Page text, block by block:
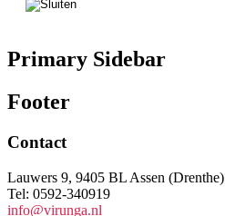
Primary Sidebar
Footer
Contact
Lauwers 9, 9405 BL Assen (Drenthe)
Tel: 0592-340919
info@virunga.nl